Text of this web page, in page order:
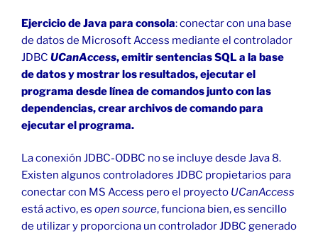
Ejerciciode Java para consola: conectar con una base
de datos de Microsoft Access mediante el controlador
JDBC UCanAccess, emitir sentencias SQL a la base
de datos y mostrar los resultados, ejecutar el
programa desde línea de comandos junto con las
dependencias, crear archivos de comando para
ejecutar el programa.
La conexión JDBC-ODBC no se incluye desde Java 8.
Existen algunos controladores JDBC propietarios para
conectar con MS Access pero el proyecto UCanAccess
está activo, es open source, funciona bien, es sencillo
de utilizar y proporciona un controlador JDBC generado